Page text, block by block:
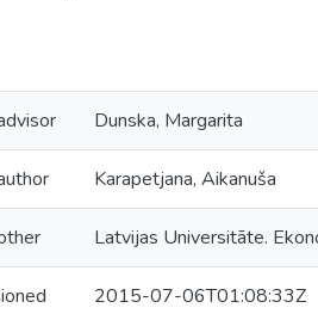
Dunska, Margarita
Karapetjana, Aikanuša
Latvijas Universitāte.
2015-07-06T01:08:33Z